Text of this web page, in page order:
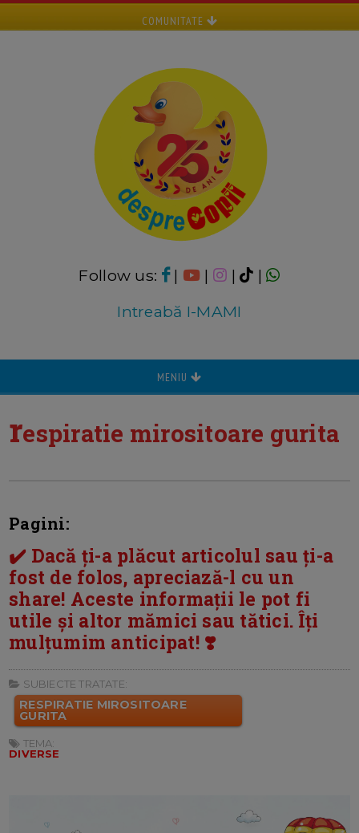
COMUNITATE
Follow us: | | |
|
Intreabă I-MAMI
MENIU
respiratie mirositoare gurita
Pagini:
✔️ Dacă ți-a plăcut articolul sau ți-a
fost de folos, apreciază-l cu un
share! Aceste informații le pot fi
utile și altor mămici sau tătici. Îți
mulțumim anticipat! ❣️
SUBIECTE TRATATE:
RESPIRATIE MIROSITOARE
GURITA
TEMA:
DIVERSE